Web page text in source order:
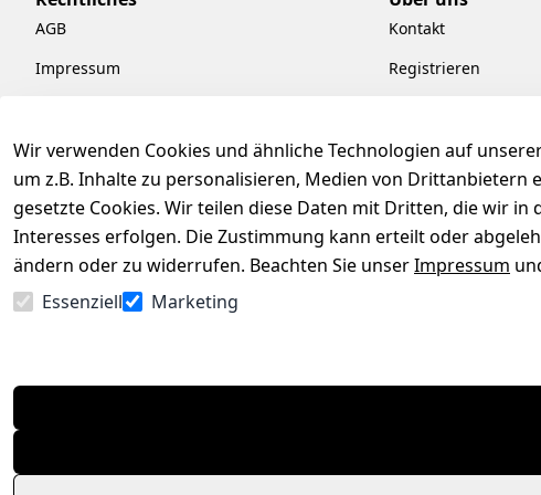
Wir verwenden Cookies und ähnliche Technologien auf
um z.B. Inhalte zu personalisieren, Medien von
gesetzte Cookies. Wir teilen diese Daten mit Dritten, die wir
Interesses erfolgen. Die Zustimmung kann erteilt oder
ändern oder zu widerrufen. Beachten Sie unserImpressum
Essenziell
Marketing
AGB
Impressum
Barrierefreiheitserklärung
Widerrufsrecht
Kontakt
Registrieren
Pflege &
Kiefermöbel
Hilfe